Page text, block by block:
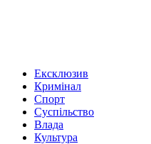
Ексклюзив
Кримінал
Спорт
Суспільство
Влада
Культура